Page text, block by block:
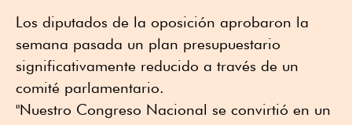
Los diputados de la oposición aprobaron la
semana pasada un plan presupuestario
significativamente reducido a través de un
comité parlamentario.
"Nuestro Congreso Nacional se convirtió en un